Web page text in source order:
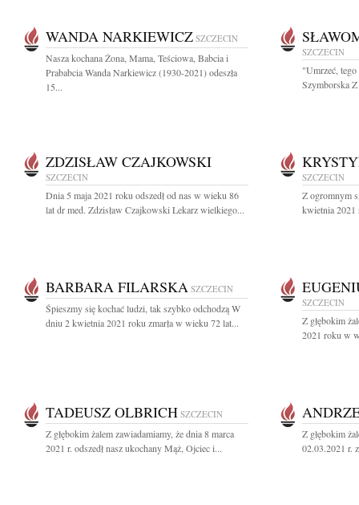
WANDA NARKIEWICZ SZCZECIN
Nasza kochana Żona, Mama, Teściowa, Babcia i
Prababcia Wanda Narkiewicz (1930-2021) odeszła
15...
SZCZECIN
"Umrzeć,
Szymborska
ZDZISŁAW CZAJKOWSKI
SZCZECIN
Dnia 5 maja 2021 roku odszedł od nas w wieku 86
lat dr med. Zdzisław Czajkowski Lekarz wielkiego...
SZCZECIN
Z ogromnym
kwietnia 2021
BARBARA FILARSKA SZCZECIN
Śpieszmy się kochać ludzi, tak szybko odchodzą W
dniu 2 kwietnia 2021 roku zmarła w wieku 72 lat...
SZCZECIN
Z głębokim
2021 roku w
TADEUSZ OLBRICH SZCZECIN
Z głębokim żalem zawiadamiamy, że dnia 8 marca
2021 r. odszedł nasz ukochany Mąż, Ojciec i...
Z głębokim
02.03.2021 r.